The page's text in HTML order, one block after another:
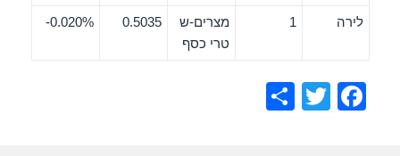
לירה 1
מצרים-ש
טרי כסף
0.5035
0.020%-
F
T